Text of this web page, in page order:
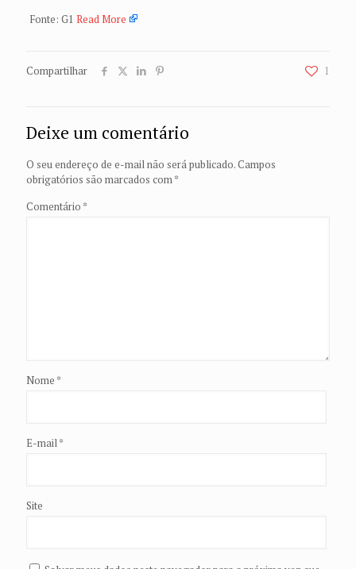
Fonte: G1 Read More
Compartilhar 1
Deixe um comentário
O seu endereço de e-mail não será publicado.Campos
obrigatórios são marcados com*
Comentário *
Nome *
E-mail*
Site